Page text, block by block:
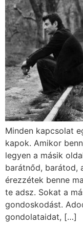
Minden kapcsolat
kapok. Amikor
legyen a másik
barátnőd, barátod,
érezzétek benne
te adsz. Sokat a
gondoskodást.
gondolataidat, […]